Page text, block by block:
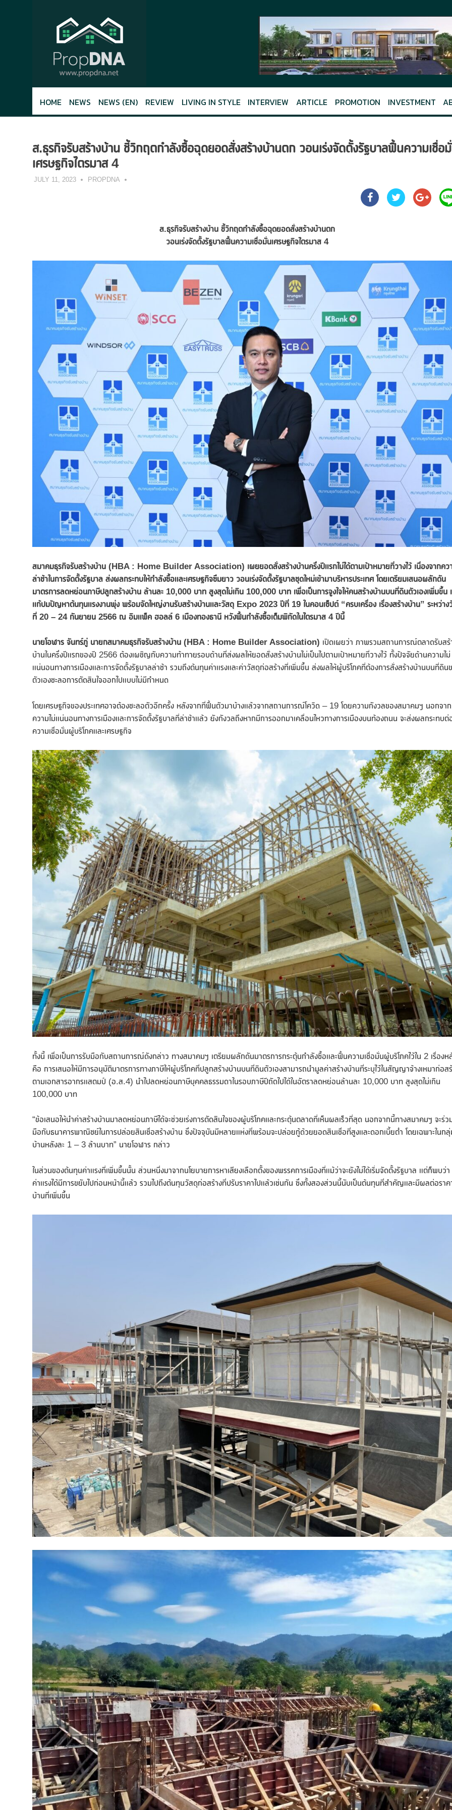
HOME NEWS NEWS (EN) REVIEW LIVING IN STYLE INTERVIEW ARTICLE PROMOTION INVESTMENT
ส.ธุรกิจรับสร้างบ้าน ชี้วิกฤตกำลังซื้อฉุดยอดสั่งสร้างบ้านตก วอนเร่งจัดตั้งรัฐบาลฟื้นความเชื่อ
เศรษฐกิจไตรมาส 4
JULY 11, 2023 PROPDNA
ส.ธุรกิจรับสร้างบ้าน ชี้วิกฤตกำลังซื้อฉุดยอดสั่งสร้างบ้านตก
วอนเร่งจัดตั้งรัฐบาลฟื้นความเชื่อมั่นเศรษฐกิจไตรมาส 4
สมาคมธุรกิจรับสร้างบ้าน (HBA : Home Builder Association) เผยยอดสั่งสร้างบ้านครึ่งปีแรกไม่ได้ตามเป้าหมายที่วางไว้ เนื่องจากคว
ล่าช้าในการจัดตั้งรัฐบาล ส่งผลกระทบให้กำลังซื้อและเศรษฐกิจซึมยาว วอนเร่งจัดตั้งรัฐบาลชุดใหม่เข้ามาบริหารประเทศ โดยเตรียมเสนอผลักดัน
มาตรการลดหย่อนภาษีปลูกสร้างบ้าน ล้านละ 10,000 บาท สูงสุดไม่เกิน 100,000 บาท เพื่อเป็นการจูงใจให้คนสร้างบ้านบนที่ดินตัวเองเพิ่มขึ้น
แก้ปมปัญหาต้นทุนแรงงานพุ่ง พร้อมจัดใหญ่งานรับสร้างบ้านและวัสดุ Expo 2023 ปีที่ 19 ในคอนเซ็ปต์ “ครบเครื่อง เรื่องสร้างบ้าน” ระหว่าง
ที่ 20 – 24 กันยายน 2566 ณ อิมแพ็ค ฮอลล์ 6 เมืองทองธานี หวังฟื้นกำลังซื้อเต็มพิกัดในไตรมาส 4 ปีนี้
นายโอฬาร จันทร์ภู่ นายกสมาคมธุรกิจรับสร้างบ้าน (HBA : Home Builder Association) เปิดเผยว่า ภาพรวมสถานการณ์ตลาดรับสร้
บ้านในครึ่งปีแรกของปี 2566 ต้องเผชิญกับความท้าทายรอบด้านที่ส่งผลให้ยอดสั่งสร้างบ้านไม่เป็นไปตามเป้าหมายที่วางไว้ ทั้งปัจจัยด้านความไม่
แน่นอนทางการเมืองและการจัดตั้งรัฐบาลล่าช้า รวมถึงต้นทุนค่าแรงและค่าวัสดุก่อสร้างที่เพิ่มขึ้น ส่งผลให้ผู้บริโภคที่ต้องการสั่งสร้างบ้านบนที่ดิน
ตัวเองชะลอการตัดสินใจออกไปแบบไม่มีกำหนด
โดยเศรษฐกิจของประเทศอาจต้องชะลอตัวอีกครั้ง หลังจากที่ฟื้นตัวมาบ้างแล้วจากสถานการณ์โควิด – 19 โดยความกังวลของสมาคมฯ นอกจาก
ความไม่แน่นอนทางการเมืองและการจัดตั้งรัฐบาลที่ล่าช้าแล้ว ยังกังวลถึงหากมีการออกมาเคลื่อนไหวทางการเมืองบนท้องถนน จะส่งผลกระทบต่
ความเชื่อมั่นผู้บริโภคและเศรษฐกิจ
ทั้งนี้ เพื่อเป็นการรับมือกับสถานการณ์ดังกล่าว ทางสมาคมฯ เตรียมผลักดันมาตรการกระตุ้นกำลังซื้อและฟื้นความเชื่อมั่นผู้บริโภคไว้ใน 2 เรื่องห
คือ การเสนอให้มีการอนุมัติมาตรการทางภาษีให้ผู้บริโภคที่ปลูกสร้างบ้านบนที่ดินตัวเองสามารถนำมูลค่าสร้างบ้านที่ระบุไว้ในสัญญาจ้างเหมาก่อส
ตามเอกสารอากรแสตมป์ (อ.ส.4) นำไปลดหย่อนภาษีบุคคลธรรมดาในรอบภาษีปีถัดไปได้ในอัตราลดหย่อนล้านละ 10,000 บาท สูงสุดไม่เกิน
100,000 บาท
“ข้อเสนอให้นำค่าสร้างบ้านมาลดหย่อนภาษีได้จะช่วยเร่งการตัดสินใจของผู้บริโภคและกระตุ้นตลาดที่เห็นผลเร็วที่สุด นอกจากนี้ทางสมาคมฯ จะร่ว
มือกับธนาคารพาณิชย์ในการปล่อยสินเชื่อสร้างบ้าน ซึ่งปัจจุบันมีหลายแห่งที่พร้อมจะปล่อยกู้ด้วยยอดสินเชื่อที่สูงและดอกเบี้ยต่ำ โดยเฉพาะในก
บ้านหลังละ 1 – 3 ล้านบาท” นายโอฬาร กล่าว
ในส่วนของต้นทุนค่าแรงที่เพิ่มขึ้นนั้น ส่วนหนึ่งมาจากนโยบายการหาเสียงเลือกตั้งของพรรคการเมืองที่แม้ว่าจะยังไม่ได้เริ่มจัดตั้งรัฐบาล แต่ก็พบว่า
ค่าแรงได้มีการขยับไปก่อนหน้านี้แล้ว รวมไปถึงต้นทุนวัสดุก่อสร้างที่ปรับราคาไปแล้วเช่นกัน ซึ่งทั้งสองส่วนนี้นับเป็นต้นทุนที่สำคัญและมีผลต่อราค
บ้านที่เพิ่มขึ้น